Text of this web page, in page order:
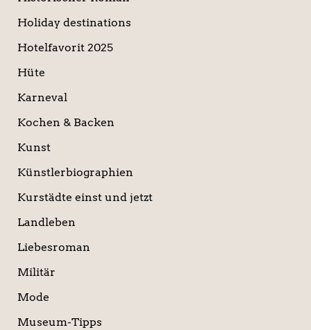
Holiday destinations
Hotelfavorit 2025
Hüte
Karneval
Kochen & Backen
Kunst
Künstlerbiographien
Kurstädte einst und jetzt
Landleben
Liebesroman
Militär
Mode
Museum-Tipps